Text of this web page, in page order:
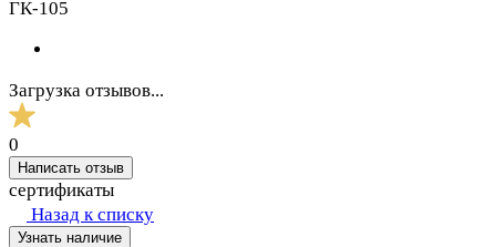
ГК-105
Загрузка отзывов...
0
Написать отзыв
сертификаты
Назад к списку
Узнать наличие